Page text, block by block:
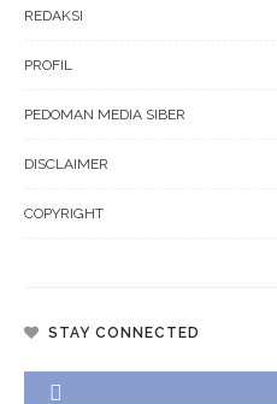
REDAKSI
PROFIL
PEDOMAN MEDIA SIBER
DISCLAIMER
COPYRIGHT
STAY CONNECTED